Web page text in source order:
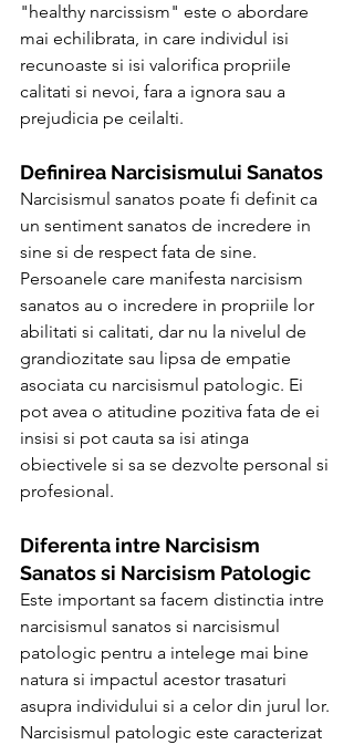
"healthy narcissism" este o abordare
mai echilibrata, in care individul isi
recunoaste si isi valorifica propriile
calitati si nevoi, fara a ignora sau a
prejudicia pe ceilalti.
Definirea Narcisismului Sanatos
Narcisismul sanatos poate fi definit ca
un sentiment sanatos de incredere in
sine si de respect fata de sine.
Persoanele care manifesta narcisism
sanatos au o incredere in propriile lor
abilitati si calitati, dar nu la nivelul de
grandiozitate sau lipsa de empatie
asociata cu narcisismul patologic. Ei
pot avea o atitudine pozitiva fata de ei
insisi si pot cauta sa isi atinga
obiectivele si sa se dezvolte personal si
profesional.
Diferenta intre Narcisism
Sanatos si Narcisism Patologic
Este important sa facem distinctia intre
narcisismul sanatos si narcisismul
patologic pentru a intelege mai bine
natura si impactul acestor trasaturi
asupra individului si a celor din jurul lor.
Narcisismul patologic este caracterizat